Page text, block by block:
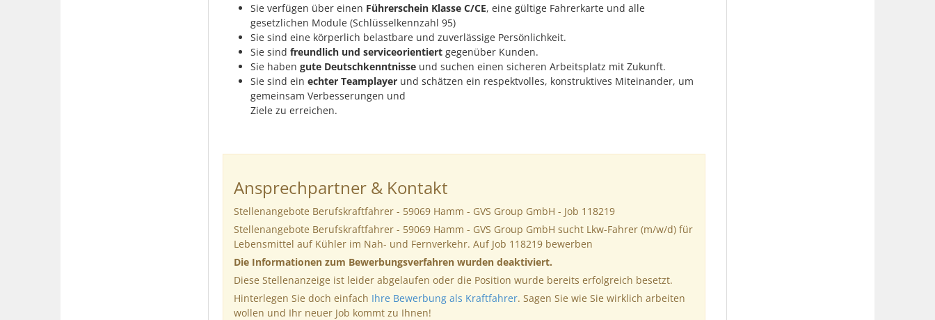
Sie verfügen über einen Führerschein Klasse C/CE, eine gültige Fahrerkarte und alle
gesetzlichen Module (Schlüsselkennzahl 95)
Sie sind eine körperlich belastbare und zuverlässige Persönlichkeit.
Sie sind freundlich und serviceorientiertgegenüber Kunden.
Sie haben gute Deutschkenntnisseund suchen einen sicheren Arbeitsplatz mit Zukunft.
Sie sind ein echter Teamplayerund schätzen ein respektvolles, konstruktives Miteinander, um
gemeinsam Verbesserungen und
Ziele zu erreichen.
Ansprechpartner & Kontakt
Stellenangebote Berufskraftfahrer - 59069 Hamm - GVS Group GmbH - Job 118219
Stellenangebote Berufskraftfahrer - 59069 Hamm - GVS Group GmbH sucht Lkw-Fahrer (m/w/d) für
Lebensmittel auf Kühler im Nah- und Fernverkehr. Auf Job 118219 bewerben
Die Informationen zum Bewerbungsverfahren wurden deaktiviert.
Diese Stellenanzeige ist leider abgelaufen oder die Position wurde bereits erfolgreich besetzt.
Hinterlegen Sie doch einfach Ihre Bewerbung als Kraftfahrer. Sagen Sie wie Sie wirklich arbeiten
wollen und Ihr neuer Job kommt zu Ihnen!